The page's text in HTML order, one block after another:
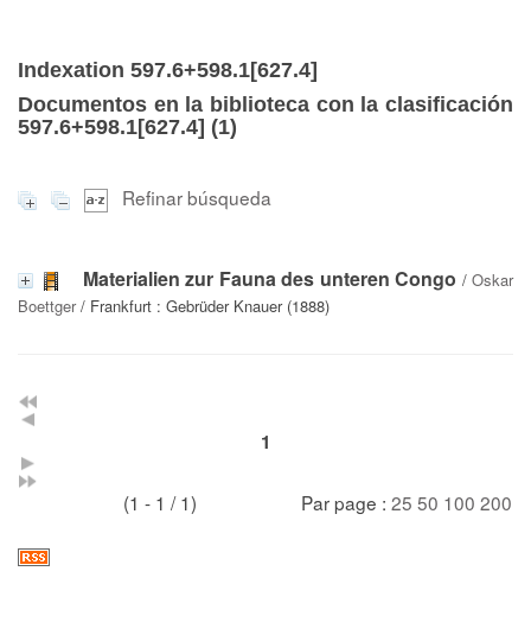
Indexation 597.6+598.1[627.4]
Documentos en la biblioteca con la clasificación
597.6+598.1[627.4] (1)
Refinar búsqueda
Materialien zur Fauna des unteren Congo / Oskar
Boettger/ Frankfurt : Gebrüder Knauer (1888)
1
(1 - 1 / 1) Par page : 25 50 100 200